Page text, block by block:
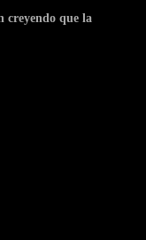
creyendo que la